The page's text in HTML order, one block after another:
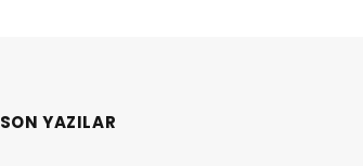
SON YAZILAR